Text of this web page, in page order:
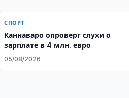
СПОРТ
Каннаваро опроверг слухи о
зарплате в 4 млн. евро
05/08/2026